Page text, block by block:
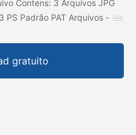
Contens: 3 Arquivos JPG
Padrão PAT Arquivos -
gratuito